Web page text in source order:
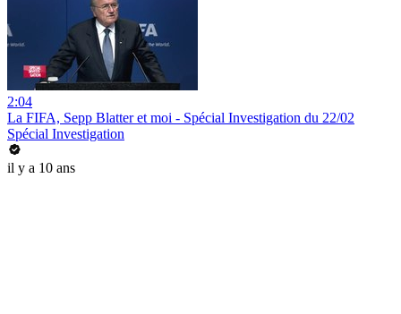
2:04
La FIFA, Sepp Blatter et moi - Spécial Investigation du 22/02
Spécial Investigation
il y a 10 ans